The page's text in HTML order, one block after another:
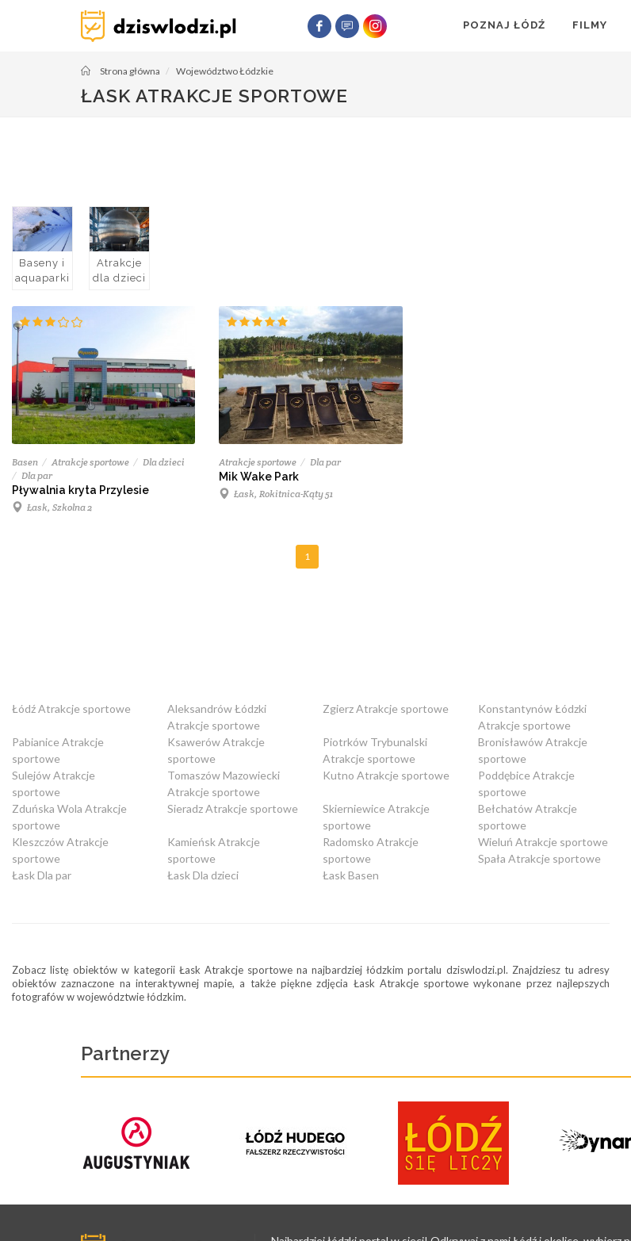
POZNAJ ŁÓDŹ FILMY
Strona główna Województwo Łódzkie
ŁASK ATRAKCJE SPORTOWE
Baseny i
aquaparki
Atrakcje
dla dzieci
Basen Atrakcje sportowe
Dla dzieci
Dla par
Pływalnia kryta Przylesie
Łask, Szkolna 2
Atrakcje sportowe Dla par
Mik Wake Park
Łask, Rokitnica-Kąty 51
1
Łódź Atrakcje sportowe
Aleksandrów Łódzki
Atrakcje sportowe
Zgierz Atrakcje sportowe
Konstantynów Łódzki
Atrakcje sportowe
Pabianice Atrakcje
sportowe
Ksawerów Atrakcje
sportowe
Piotrków Trybunalski
Atrakcje sportowe
Bronisławów Atrakcje
sportowe
Sulejów Atrakcje
sportowe
Tomaszów Mazowiecki
Atrakcje sportowe
Kutno Atrakcje sportowe
Poddębice Atrakcje
sportowe
Zduńska Wola Atrakcje
sportowe
Sieradz Atrakcje sportowe
Skierniewice Atrakcje
sportowe
Bełchatów Atrakcje
sportowe
Kleszczów Atrakcje
sportowe
Kamieńsk Atrakcje
sportowe
Radomsko Atrakcje
sportowe
Wieluń Atrakcje sportowe
Spała Atrakcje sportowe
Łask Dla par
Łask Dla dzieci Łask Basen
Zobacz listę obiektów w kategorii Łask Atrakcje sportowe na najbardziej łódzkim portalu dziswlodzi.pl. Znajdziesz tu adresy
obiektów zaznaczone na interaktywnej mapie, a także piękne zdjęcia Łask Atrakcje sportowe wykonane przez najlepszych
fotografów w województwie łódzkim.
Partnerzy